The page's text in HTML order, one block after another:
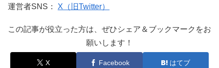
運営者SNS： X（旧Twitter）
この記事が役立った方は、ぜひシェア＆ブックマークをお
願いします！
X Facebook はてブ